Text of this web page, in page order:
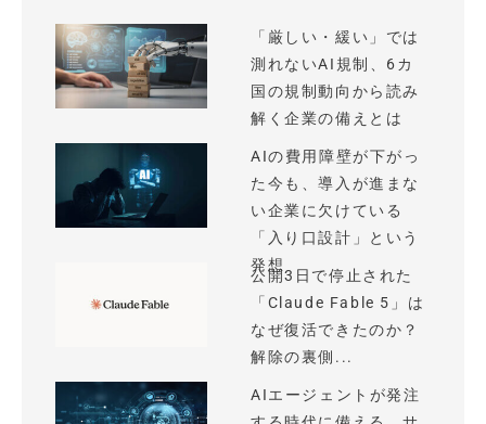
「厳しい・緩い」では
測れないAI規制、6カ
国の規制動向から読み
解く企業の備えとは
AIの費用障壁が下がっ
た今も、導入が進まな
い企業に欠けている
「入り口設計」という
発想
公開3日で停止された
「Claude Fable 5」は
なぜ復活できたのか？
解除の裏側...
AIエージェントが発注